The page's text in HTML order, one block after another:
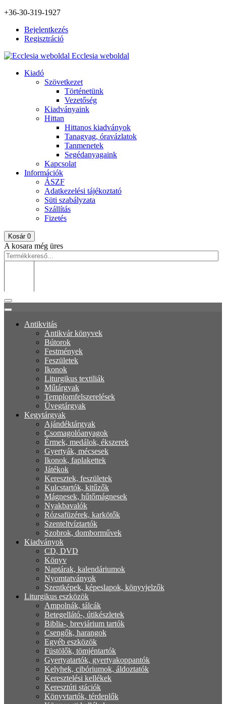
+36-30-319-1927
Bejelentkezés
Regisztráció
Ecclesia weboldal
Kiadó
Szövetkezet
Történetünk
Vezetőség
Kiadványaink
Hittan
Hittanos kiadványok
Tanagyag, óravázlatok
Tanmenetek
Segédanyagaink
Kapcsolat
Információk
ÁSZF
Adatkezelési tájékoztató
Süti szabályzata
Szállítás
Fizetés
Kosár 0
A kosara még üres
Antikvitás
Antikvár könyvek
Bútorok
Festmények
Feszületek
Ikonok
Liturgikus textiliák
Műtárgyak
Templomfelszerelések
Üvegtárgyak
Kegytárgyak
Ajándéktárgyak
Csomagolóanyagok
Érmek, medálok, ékszerek
Gyertyák, mécsesek
Ikonok, faplakettek
Játékok
Keresztek, feszületek
Kulcstartók, kitűzők
Mágnesek, hűtőmágnesek
Nyakbavalók
Rózsafüzérek, karkötők
Szenteltvíztartók
Szobrok, domborművek
Kiadványok
CD, DVD
Könyv
Naptárak, kalendáriumok
Nyomtatványok
Szentképek, képeslapok, könyvjelzők
Liturgikus eszközök
Ampolnák, tálcák
Betegellátó-, útikészletek
Biblia-, breviárium tartók
Csengők, harangok
Egyéb eszközök
Füstölők, tömjéntartók
Gyertyatartók, gyertyakoppantók
Kelyhek, cibóriumok, áldoztatók
Keresztelési kellékek
Keresztúti stációk
Könyvtartók, térdeplők